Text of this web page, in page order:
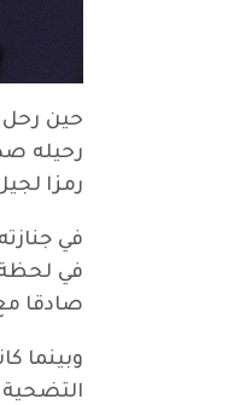
حين رحل
رحيله
رمزا
في
في لحظة
صادقا
وبينما